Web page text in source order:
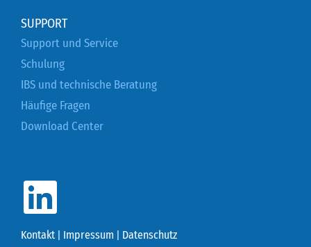
SUPPORT
Support und Service
Schulung
IBS und technische Beratung
Häufige Fragen
Download Center
Kontakt | Impressum | Datenschutz